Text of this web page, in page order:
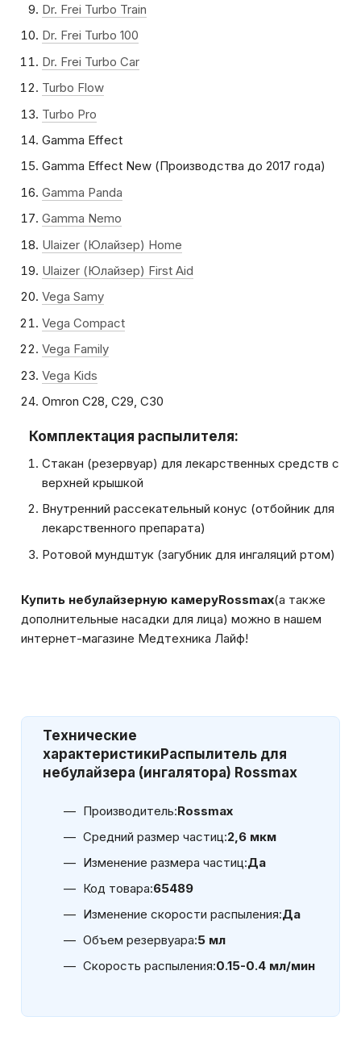
Dr. Frei Turbo Train
Dr. Frei Turbo 100
Dr. Frei Turbo Car
Turbo Flow
Turbo Pro
Gamma Effect
Gamma Effect New (Производства до 2017 года)
Gamma Panda
Gamma Nemo
Ulaizer (Юлайзер) Home
Ulaizer (Юлайзер) First Aid
Vega Samy
Vega Compact
Vega Family
Vega Kids
Omron C28, C29, C30
Комплектация распылителя:
Стакан (резервуар) для лекарственных средств с
верхней крышкой
Внутренний рассекательный конус (отбойник для
лекарственного препарата)
Ротовой мундштук (загубник для ингаляций ртом)
Купить небулайзерную камеруRossmax(а также
дополнительные насадки для лица) можно в нашем
интернет-магазине Медтехника Лайф!
Технические
характеристики Распылитель для
небулайзера (ингалятора) Rossmax
Производитель:Rossmax
Средний размер частиц:2,6 мкм
Изменение размера частиц:Да
Код товара:65489
Изменение скорости распыления:Да
Объем резервуара:5 мл
Скорость распыления:0.15-0.4 мл/мин